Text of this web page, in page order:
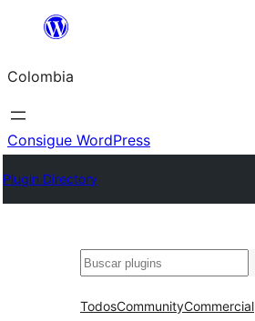
Saltar
contenido
Colombia
Consigue WordPress
Plugin Directory
Buscar
TodosCommunityCommercial